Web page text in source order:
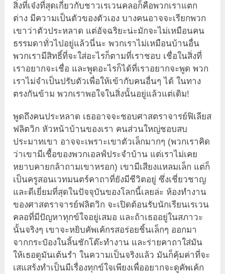
สิ่งที่เจ๋งที่สุดเกี่ยวกับชาวเรเวนคลอก็คือพวกเราแตก
ต่าง มีความเป็นตัวของตัวเอง บางคนอาจจะเรียกพวก
เขาว่าตัวประหลาด แต่อัจฉริยะน่ะมักจะไม่เหมือนคน
ธรรมดาทั่วไปอยู่แล้วนี่นะ พวกเราไม่เหมือนบ้านอื่น
พวกเรามีสิทธิ์ที่จะใส่อะไรก็ตามที่เราชอบ เชื่อในสิ่งที่
เราอยากจะเชื่อ และพูดอะไรก็ได้ที่เราอยากจะพูด พวก
เราไม่จำเป็นปรับตัวเพื่อให้เข้ากับคนอื่นๆ ได้ ในทาง
ตรงกันข้าม พวกเราพอใจในสิ่งนั้นอยู่แล้วแต่เดิม!
พูดถึงคนประหลาด เธออาจจะชอบศาสตราจารย์ฟิเลียส
ฟลิตวิก หัวหน้าบ้านของเรา คนส่วนใหญ่ชอบสบ
ประมาทเขา อาจจะเพราะเขาตัวเล็กมากๆ (พวกเราคิด
ว่าเขามีเชื้อของพวกเอลฟ์ประจำบ้าน แต่เราไม่เคย
หยาบคายกล้าถามเขาหรอก) เขามีเสียงแหลมเล็ก แต่ก็
เป็นครูสอนเวทมนตร์คาถาที่ยังมีชีวิตอยู่ ซึ่งเชี่ยวชาญ
และดีเยี่ยมที่สุดในปัจจุบันของโลกนี้เลยล่ะ ห้องทำงาน
ของศาสตราจารย์ฟลิตวิก จะเปิดต้อนรับนักเรียนเรเวน
คลอที่มีปัญหาทุกข์ใจอยู่เสมอ และถ้าเธออยู่ในสภาวะ
นั้นจริงๆ เขาจะหยิบคัพเค้กรสอร่อยชิ้นเล็กๆ ออกมา
จากกระป๋องในลิ้นชักโต๊ะทำงาน และร่ายคาถาใส่มัน
ให้เธอดูมันเต้นรำ ในความเป็นจริงแล้ว มันก็คุ้มค่าที่จะ
เสแสร้งทำเป็นมีเรื่องทุกข์ใจเพียงเพื่ออยากจะดูคัพเค้ก